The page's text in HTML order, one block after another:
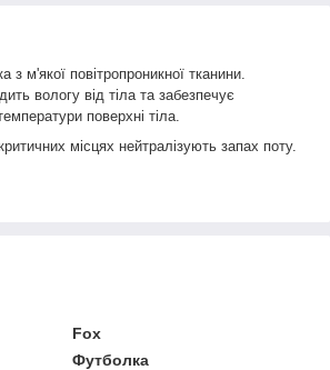
з м'якої повітропроникної тканини.
вологу від тіла та забезпечує
поверхні тіла.
місцях нейтралізують запах поту.
Fox
Футболка